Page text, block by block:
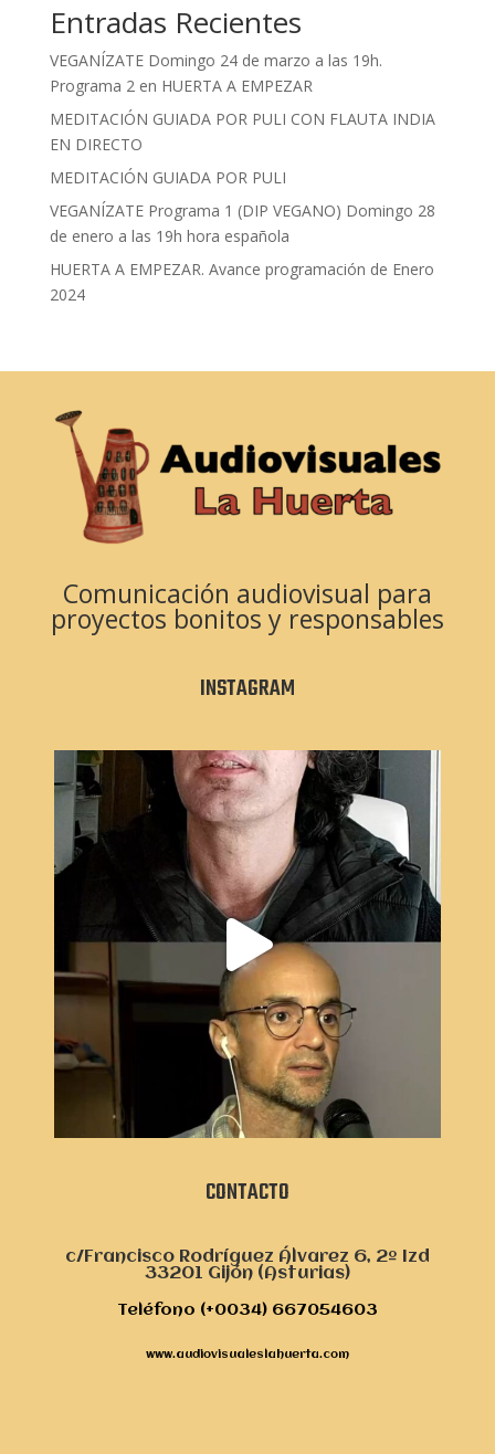
Entradas Recientes
VEGANÍZATE Domingo 24 de marzo a las 19h.
Programa 2 en HUERTA A EMPEZAR
MEDITACIÓN GUIADA POR PULI CON FLAUTA INDIA
EN DIRECTO
MEDITACIÓN GUIADA POR PULI
VEGANÍZATE Programa 1 (DIP VEGANO) Domingo 28
de enero a las 19h hora española
HUERTA A EMPEZAR. Avance programación de Enero
2024
Comunicación audiovisual para
proyectos bonitos y responsables
INSTAGRAM
CONTACTO
c/Francisco Rodríguez Álvarez 6, 2º Izd
33201 Gijón (Asturias)
Teléfono (+0034) 667054603
www.audiovisualeslahuerta.com